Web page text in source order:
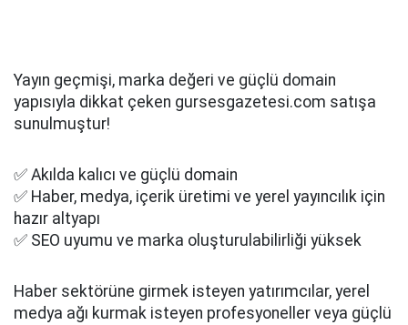
Yayın geçmişi, marka değeri ve güçlü domain
yapısıyla dikkat çeken gursesgazetesi.com satışa
sunulmuştur!
✅ Akılda kalıcı ve güçlü domain
✅ Haber, medya, içerik üretimi ve yerel yayıncılık için
hazır altyapı
✅ SEO uyumu ve marka oluşturulabilirliği yüksek
Haber sektörüne girmek isteyen yatırımcılar, yerel
medya ağı kurmak isteyen profesyoneller veya güçlü